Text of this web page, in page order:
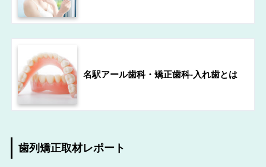
名駅アール歯科・矯正歯科-入れ歯とは
歯列矯正取材レポート